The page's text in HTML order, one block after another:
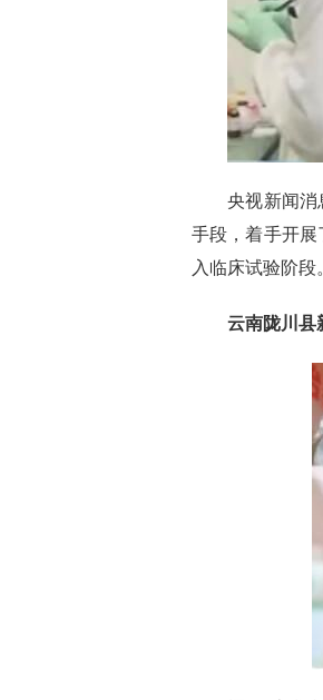
央视新闻消
手段，着手开
入临床试验阶段
云南陇川县新